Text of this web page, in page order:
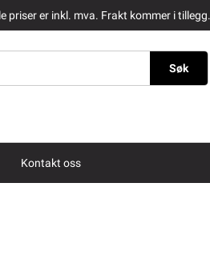
priser er inkl. mva. Frakt kommer i tillegg.
Søk
Kontakt oss